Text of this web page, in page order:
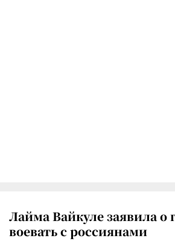
Лайма Вайкуле заявила о
воевать с россиянами